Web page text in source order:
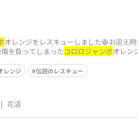
オレンジをレスキューしました🛟お迎え
を負ってしまったコロロジャンボオレン
レンジ 伝説のレスキュー
| 花活